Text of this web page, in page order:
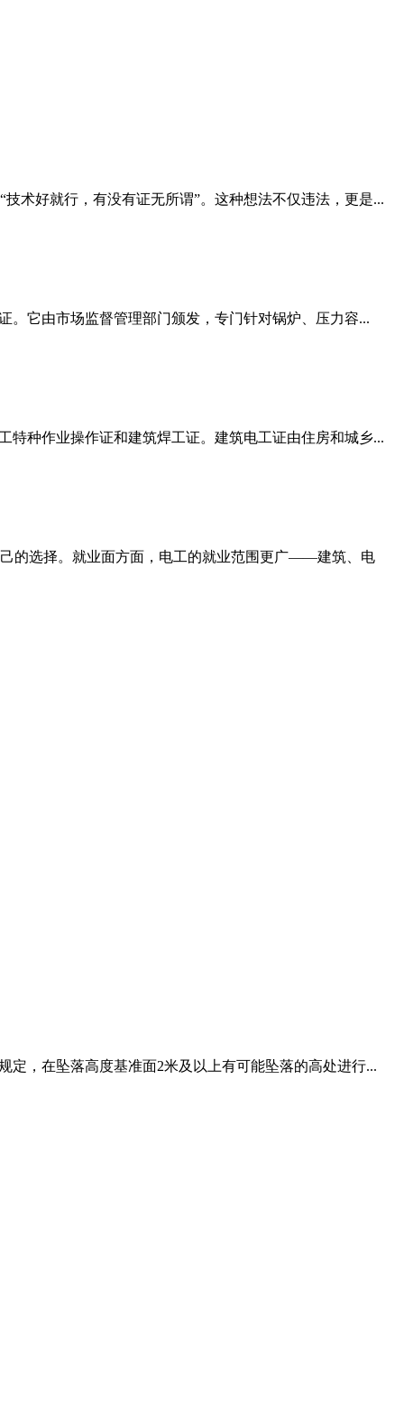
术好就行，有没有证无所谓”。这种想法不仅违法，更是...
它由市场监督管理部门颁发，专门针对锅炉、压力容...
种作业操作证和建筑焊工证。建筑电工证由住房和城乡...
的选择。就业面方面，电工的就业范围更广——建筑、电
，在坠落高度基准面2米及以上有可能坠落的高处进行...